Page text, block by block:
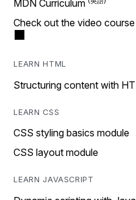
MDN Curriculum
Check out the video
LEARN HTML
Structuring content with
LEARN CSS
CSS styling basics module
CSS layout module
LEARN JAVASCRIPT